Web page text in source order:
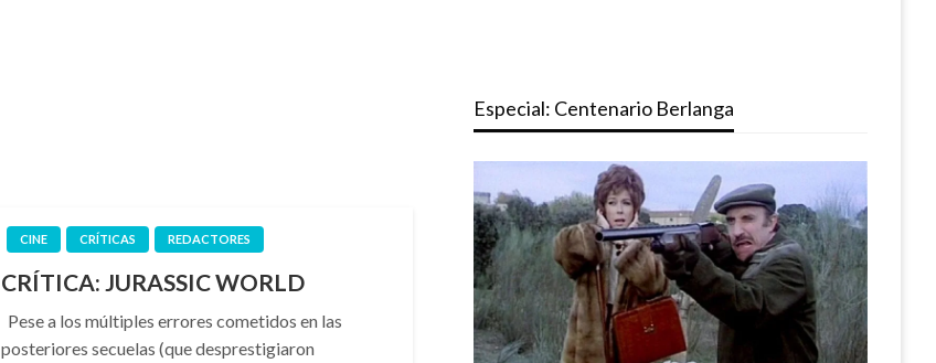
CINE CRÍTICAS REDACTORES
CRÍTICA: JURASSIC WORLD
Pese a los múltiples errores cometidos en las
posteriores secuelas (que desprestigiaron
Especial: Centenario Berlanga